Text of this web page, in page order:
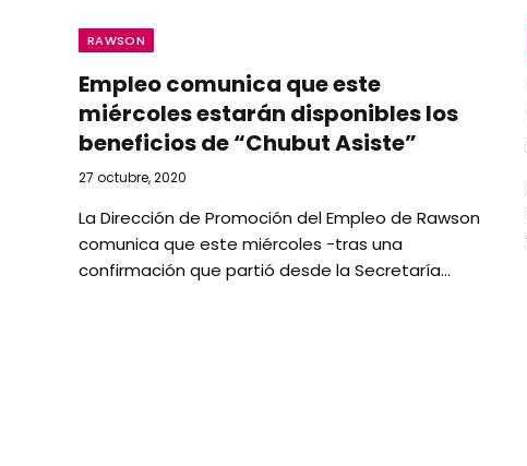
RAWSON
Empleo comunica que este
miércoles estarán disponibles los
beneficios de “Chubut Asiste”
27 octubre, 2020
La Dirección de Promoción del Empleo de Rawson
comunica que este miércoles -tras una
confirmación que partió desde la Secretaría…